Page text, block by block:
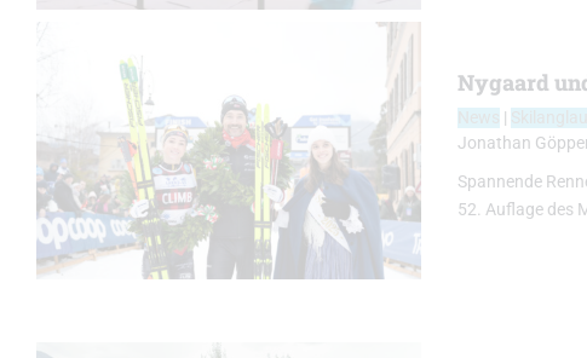
Nygaard
|
Jonathan
Spannende
52. Auflage des